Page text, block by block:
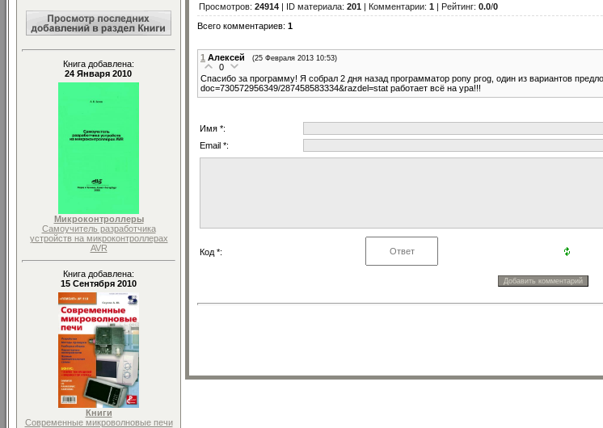
Книга добавлена:
24 Января 2010
Микроконтроллеры
Самоучитель разработчика
устройств на микроконтроллерах
AVR
Книга добавлена:
15 Сентября 2010
Книги
Современные микроволновые печи
Просмотров: 24914 | ID материала: 201 | Комментарии: 1 | Рейтинг: 0.0/0
Всего комментариев: 1
1 Алексей (25 Февраля 2013 10:53)
0
Спасибо за программу! Я собрал 2 дня назад программатор pony prog, один из вариантов
doc=730572956349/287458583334&razdel=stat работает всё на ура!!!
Имя *:
Email *:
Код *: